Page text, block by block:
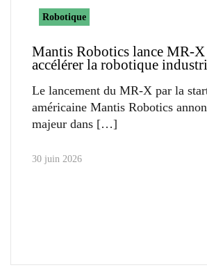
Robotique
Mantis Robotics lance MR-
accélérer la robotique
Le lancement du MR-X par la
américaine Mantis Robotics
majeur dans
30 juin 2026